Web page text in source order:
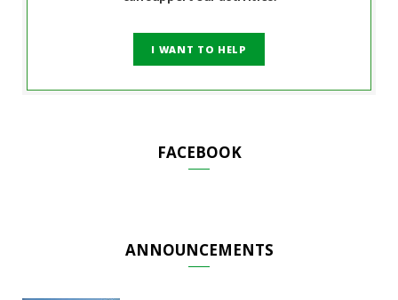
I WANT TO HELP
FACEBOOK
ANNOUNCEMENTS